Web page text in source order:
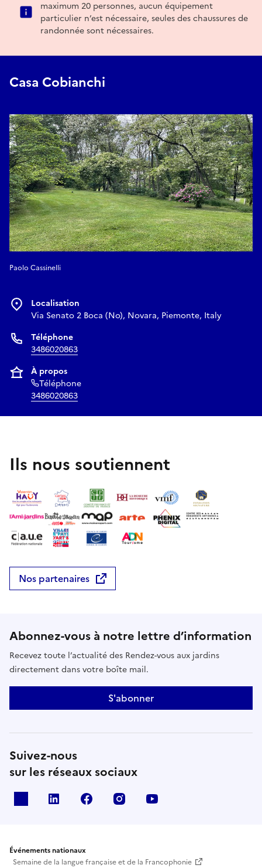
maximum 20 personnes, aucun équipement
particulier n’est nécessaire, seules des chaussures de
randonnée sont nécessaires.
Casa Cobianchi
Paolo Cassinelli
Localisation
Via Senato 2 Boca (No), Novara, Piemonte, Italy
Téléphone
3486020863
À propos
Téléphone
3486020863
Ils nous soutiennent
Nos partenaires
Abonnez-vous à notre lettre d’information
Recevez toute l’actualité des Rendez-vous aux jardins
directement dans votre boîte mail.
S'abonner
Suivez-nous
sur les réseaux sociaux
Linkedin Facebook Instagram
Événements nationaux
Semaine de la langue française et de la Francophonie